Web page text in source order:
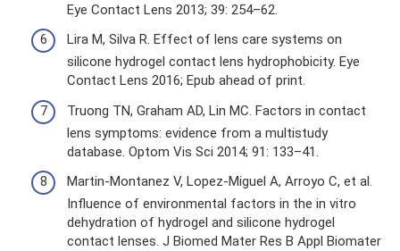
Eye Contact Lens 2013; 39: 254–62.
Lira M, Silva R. Effect of lens care systems on
silicone hydrogel contact lens hydrophobicity. Eye
Contact Lens 2016; Epub ahead of print.
Truong TN, Graham AD, Lin MC. Factors in contact
lens symptoms: evidence from a multistudy
database. Optom Vis Sci 2014; 91: 133–41.
Martin-Montanez V, Lopez-Miguel A, Arroyo C, et al.
Influence of environmental factors in the in vitro
dehydration of hydrogel and silicone hydrogel
contact lenses. J Biomed Mater Res B Appl Biomater